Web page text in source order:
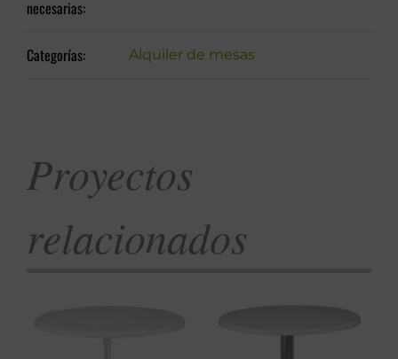
necesarias:
Categorías: Alquiler de mesas
Proyectos
relacionados